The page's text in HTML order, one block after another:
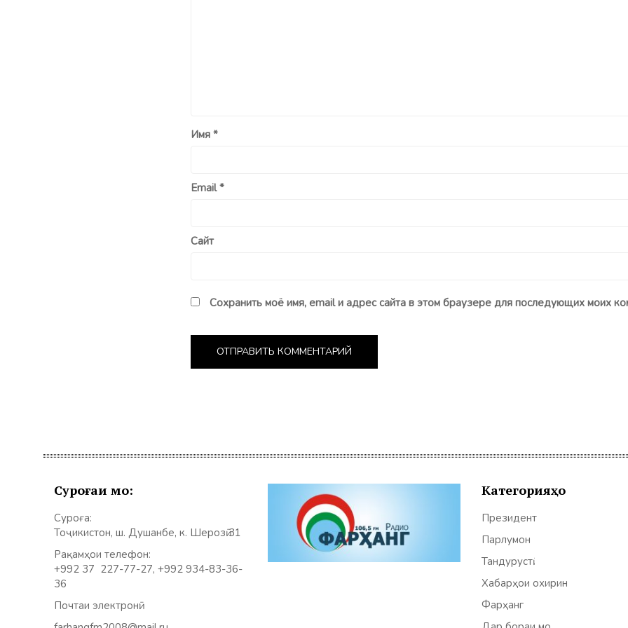
Имя *
Email*
Сайт
Сохранить моё имя, email и адрес сайта в этом браузере для последующих моих
Суроғаи мо:
Суроға:
Тоҷикистон, ш. Душанбе, к. Шерозӣ 31
Рақамҳои телефон:
+992 37 227-77-27, +992 934-83-36-
36
Почтаи электронӣ:
Категорияҳо
Президент
Парлумон
Тандурустӣ
Хабарҳои охирин
Фарҳанг